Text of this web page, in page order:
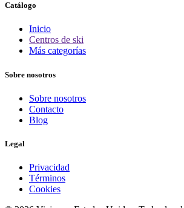
Catálogo
Inicio
Centros de ski
Más categorías
Sobre nosotros
Sobre nosotros
Contacto
Blog
Legal
Privacidad
Términos
Cookies